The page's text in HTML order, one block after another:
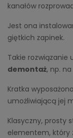
kanałów
Jest ona
giętkich zapinek.
Takie rozwiązanie
demontaż, np.
Kratka
umożliwiającą jej
Klasyczny, prosty
elementem, który